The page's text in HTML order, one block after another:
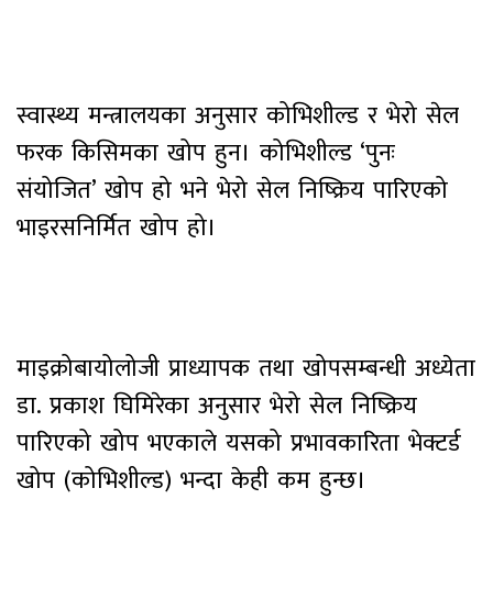
स्वास्थ्य मन्त्रालयका अनुसार कोभिशील्ड र भेरो सेल
फरक किसिमका खोप हुन। कोभिशील्ड ‘पुनः
संयोजित’ खोप हो भने भेरो सेल निष्क्रिय पारिएको
भाइरसनिर्मित खोप हो।
माइक्रोबायोलोजी प्राध्यापक तथा खोपसम्बन्धी अध्येता
डा. प्रकाश घिमिरेका अनुसार भेरो सेल निष्क्रिय
पारिएको खोप भएकाले यसको प्रभावकारिता भेक्टर्ड
खोप (कोभिशील्ड) भन्दा केही कम हुन्छ।